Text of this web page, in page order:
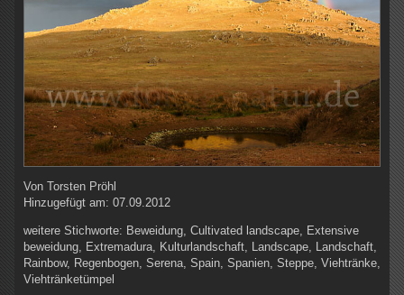
Von Torsten Pröhl
Hinzugefügt am: 07.09.2012
weitere Stichworte: Beweidung, Cultivated landscape, Extensive
beweidung, Extremadura, Kulturlandschaft, Landscape, Landschaft,
Rainbow, Regenbogen, Serena, Spain, Spanien, Steppe, Viehtränke,
Viehtränketümpel